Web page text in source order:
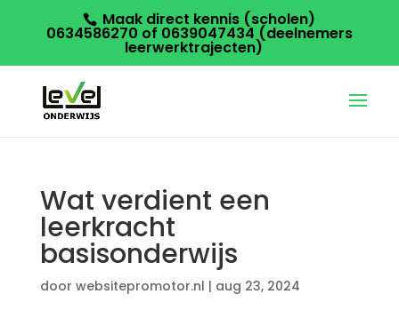
Maak direct kennis (scholen)
0634586270 of 0639047434 (deelnemers
leerwerktrajecten)
Wat verdient een
leerkracht
basisonderwijs
door websitepromotor.nl | aug 23, 2024